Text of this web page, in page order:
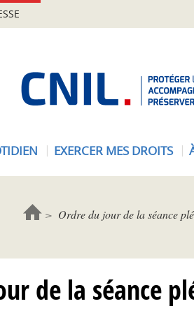
EXERCER MES DROITS
Ordre du jour de la séance
de la séance